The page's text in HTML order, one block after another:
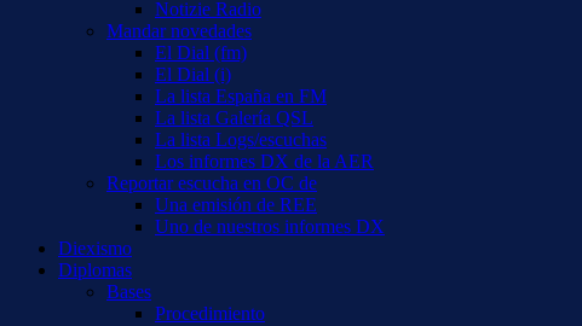
Notizie Radio
Mandar novedades
El Dial (fm)
El Dial (i)
La lista España en FM
La lista Galería QSL
La lista Logs/escuchas
Los informes DX de la AER
Reportar escucha en OC de
Una emisión de REE
Uno de nuestros informes DX
Diexismo
Diplomas
Bases
Procedimiento